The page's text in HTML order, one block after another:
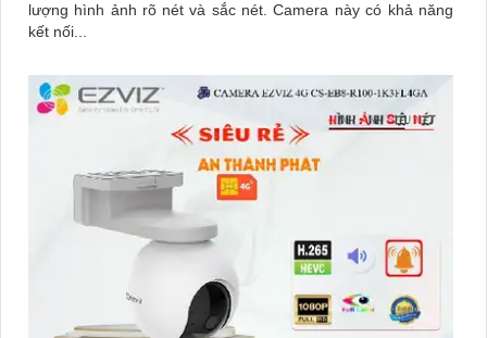
lượng hình ảnh rõ nét và sắc nét. Camera này có khả năng
kết nối...